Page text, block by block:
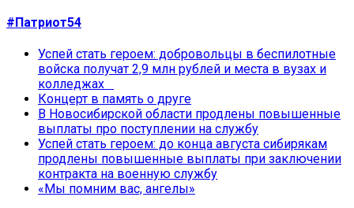
#Патриот54
Успей стать героем: добровольцы в беспилотные
войска получат 2,9 млн рублей и места в вузах и
колледжах
Концерт в память о друге
В Новосибирской области продлены повышенные
выплаты про поступлении на службу
Успей стать героем: до конца августа сибирякам
продлены повышенные выплаты при заключении
контракта на военную службу
«Мы помним вас, ангелы»